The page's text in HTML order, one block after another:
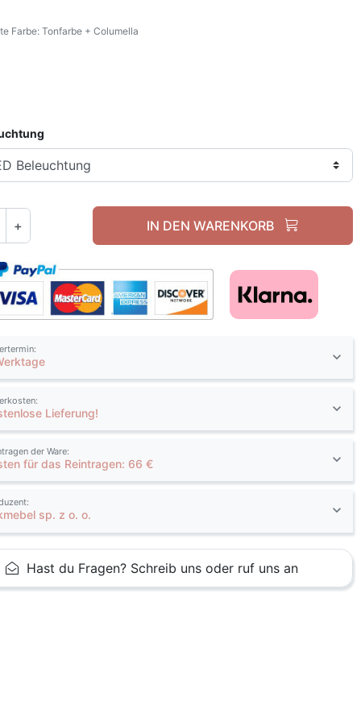
Farbe: Tonfarbe + Columella
+ Columella
+ IN DEN WARENKORB
Lieferung!
der Ware:
für das Reintragen: 66 €
sp. z o. o.
Hast du Fragen? Schreib uns oder ruf uns an